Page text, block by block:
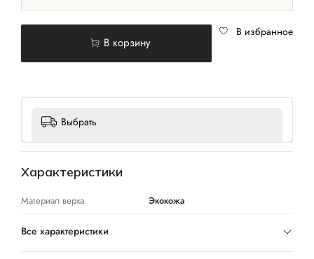
В корзину
В избранное
Выбрать
Характеристики
Материал верха Экокожа
Все характеристики